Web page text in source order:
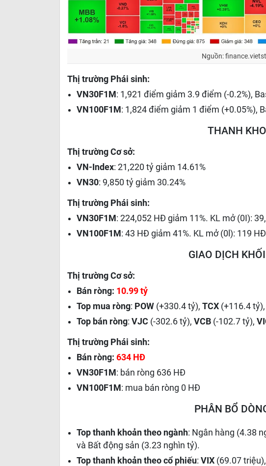
Nguồn:
Thị trường Phái sinh:
VN30F1M : 1,921 điểm giảm 3.9 điểm (-0.2%),
VN100F1M : 1,824 điểm giảm 1 điểm (+0.05%),
THANH
Thị trường Cơ sở:
VN-Index: 21,220 tỷ giảm 14.61%
VN30: 9,850 tỷ giảm 30.24%
Thị trường Phái sinh:
VN30F1M : 224,052 HĐ giảm 11%. KL mở (0I):
VN100F1M : 43 HĐ giảm 41%. KL mở (0l): 119
GIAO DỊCH
Thị trường Cơ sở:
Bán ròng: 10.99 tỷ
Top mua ròng: POW (+330.4 tỷ),TCX (+116.4 tỷ),
Top bán ròng:VJC (-302.6 tỷ),VCB (-102.7 tỷ),
Thị trường Phái sinh:
Bán ròng:634 HĐ
VN30F1M : bán ròng 636 HĐ
VN100F1M : mua bán ròng 0 HĐ
PHÂN BỔ
Top thanh khoản theo ngành: Ngân hàng (4.38
và Bất động sản (3.23 nghìn tỷ).
Top thanh khoản theo cổ phiếu:VIX (69.07